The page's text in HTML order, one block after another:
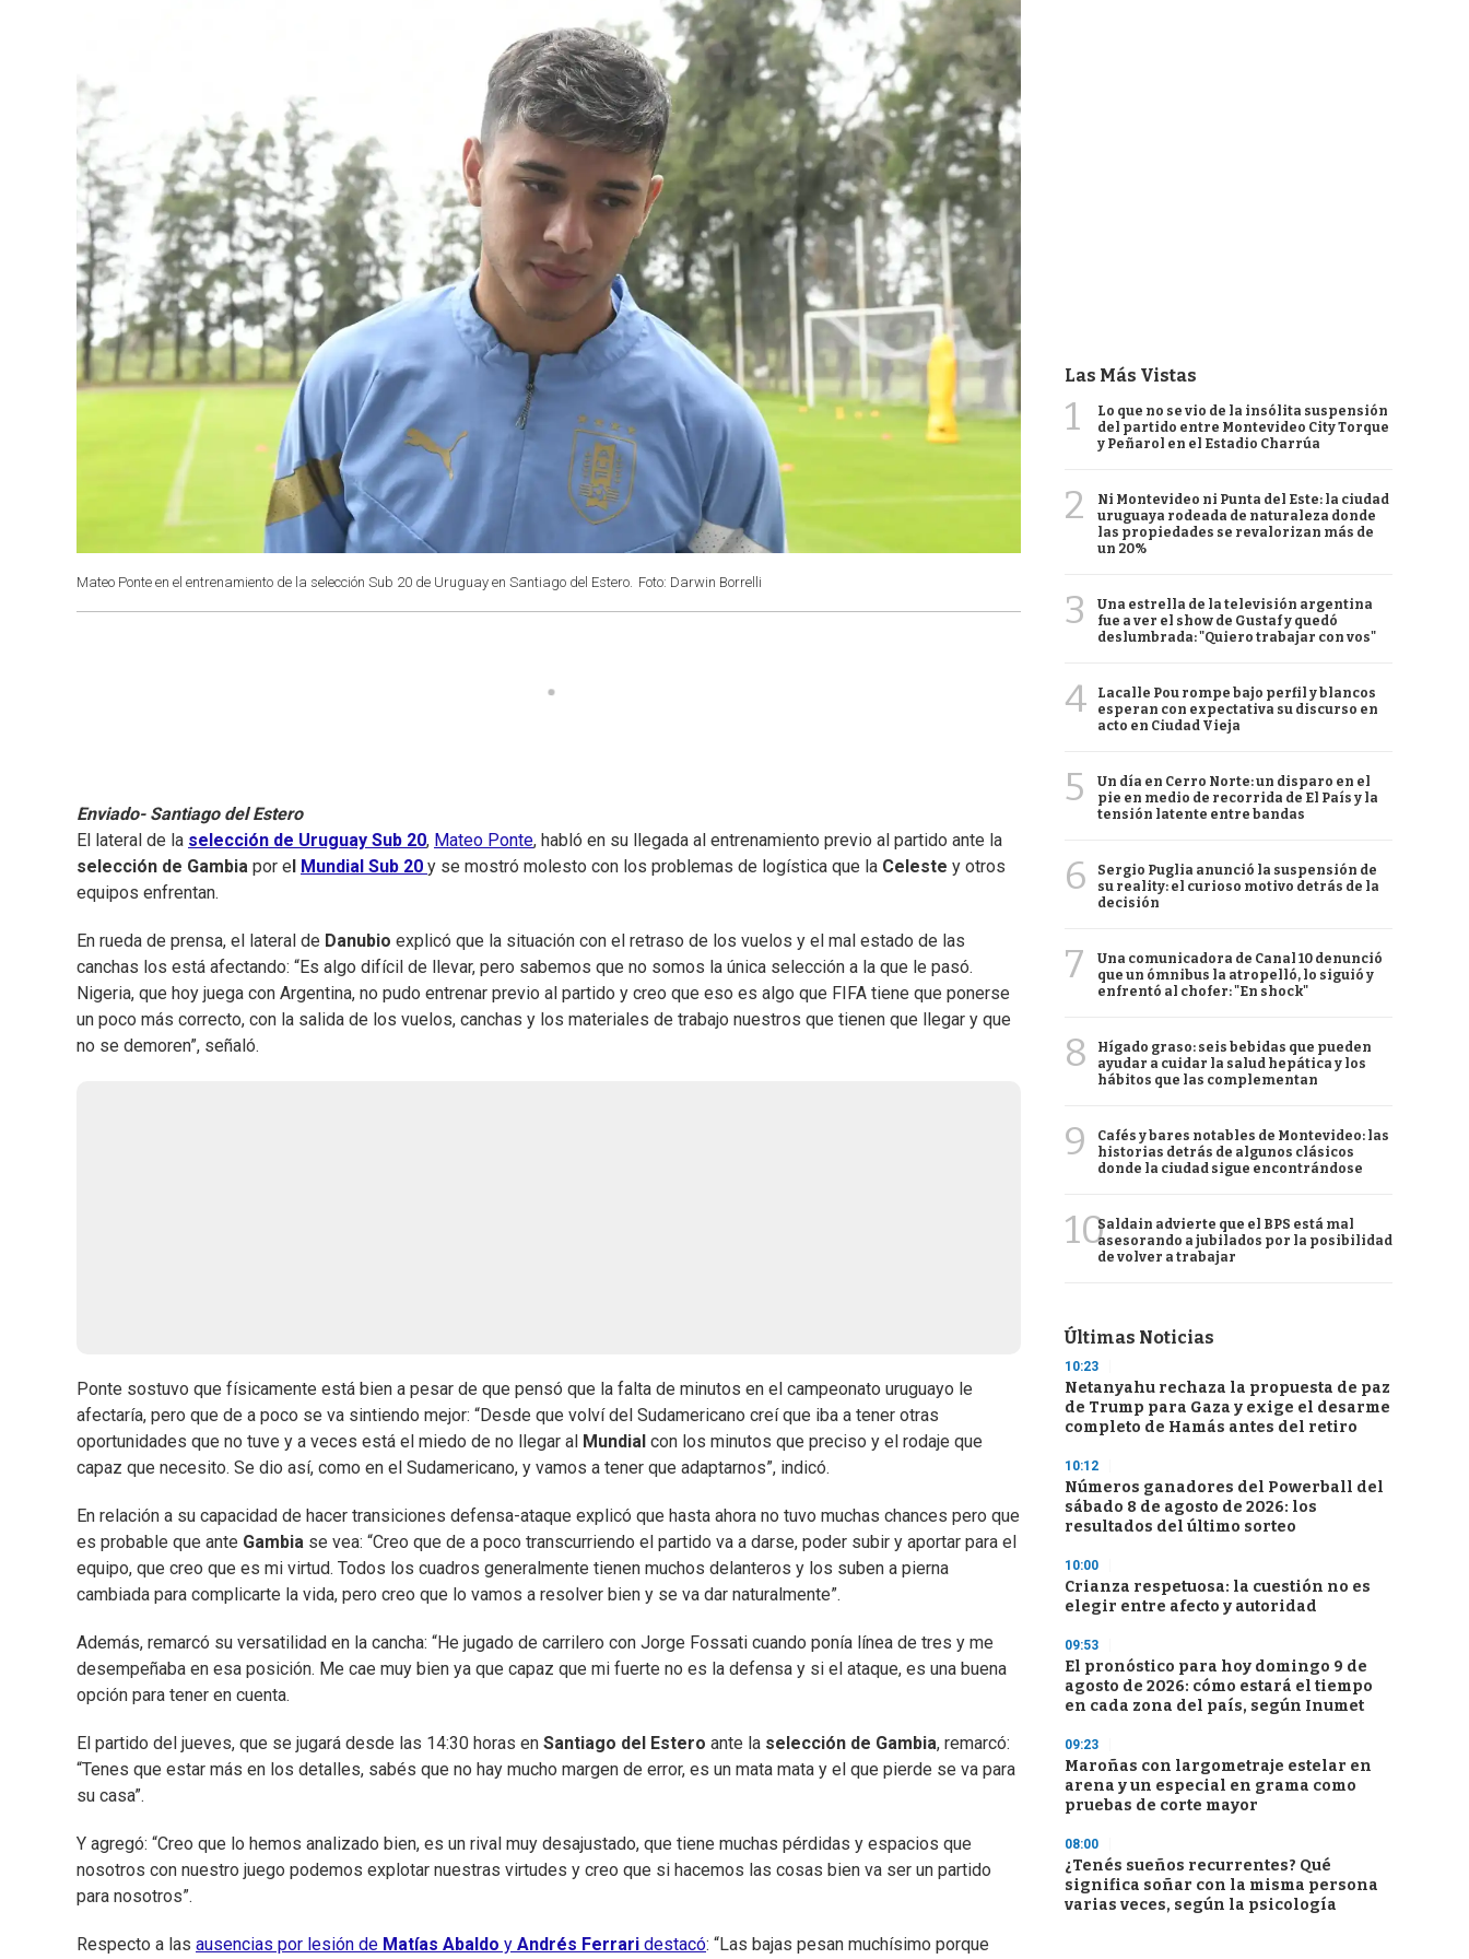
Mateo Ponte en el entrenamiento de la selección Sub 20 de Uruguay en Santiago del Estero. Foto: Darwin Borrelli
Enviado- Santiago del Estero
El lateral de la selección de Uruguay Sub 20, Mateo Ponte, habló en su llegada al entrenamiento previo al partido ante la
selección de Gambia por e Mundial Sub 20 y se mostró molesto con los problemas de logística que la Celeste y otros
equipos enfrentan.
En rueda de prensa, el lateral de Danubio explicó que la situación con el retraso de los vuelos y el mal estado de las
canchas los está afectando: “Es algo difícil de llevar, pero sabemos que no somos la única selección a la que le pasó.
Nigeria, que hoy juega con Argentina, no pudo entrenar previo al partido y creo que eso es algo que FIFA tiene que ponerse
un poco más correcto, con la salida de los vuelos, canchas y los materiales de trabajo nuestros que tienen que llegar y que
no se demoren”, señaló.
Ponte sostuvo que físicamente está bien a pesar de que pensó que la falta de minutos en el campeonato uruguayo le
afectaría, pero que de a poco se va sintiendo mejor: “Desde que volví del Sudamericano creí que iba a tener otras
oportunidades que no tuve y a veces está el miedo de no llegar al Mundial con los minutos que preciso y el rodaje que
capaz que necesito. Se dio así, como en el Sudamericano, y vamos a tener que adaptarnos”, indicó.
En relación a su capacidad de hacer transiciones defensa-ataque explicó que hasta ahora no tuvo muchas chances pero que
es probable que ante Gambia se vea: “Creo que de a poco transcurriendo el partido va a darse, poder subir y aportar para el
equipo, que creo que es mi virtud. Todos los cuadros generalmente tienen muchos delanteros y los suben a pierna
cambiada para complicarte la vida, pero creo que lo vamos a resolver bien y se va dar naturalmente”.
Además, remarcó su versatilidad en la cancha: “He jugado de carrilero con Jorge Fossati cuando ponía línea de tres y me
desempeñaba en esa posición. Me cae muy bien ya que capaz que mi fuerte no es la defensa y si el ataque, es una buena
opción para tener en cuenta.
El partido del jueves, que se jugará desde las 14:30 horas en Santiago del Estero ante la selección de Gambia, remarcó:
“Tenes que estar más en los detalles, sabés que no hay mucho margen de error, es un mata mata y el que pierde se va para
su casa”.
Y agregó: “Creo que lo hemos analizado bien, es un rival muy desajustado, que tiene muchas pérdidas y espacios que
nosotros con nuestro juego podemos explotar nuestras virtudes y creo que si hacemos las cosas bien va ser un partido
para nosotros”.
Respecto a las ausencias por lesión de Matías Abaldo y Andrés Ferrari destacó: “Las bajas pesan muchísimo porque
Las Más Vistas
1
Lo que no se vio de la insólita suspensión
del partido entre Montevideo City Torque
y Peñarol en el Estadio Charrúa
2
Ni Montevideo ni Punta del Este: la ciudad
uruguaya rodeada de naturaleza donde
las propiedades se revalorizan más de
un 20%
3
Una estrella de la televisión argentina
fue a ver el show de Gustaf y quedó
deslumbrada: "Quiero trabajar con vos"
4
Lacalle Pou rompe bajo perfil y blancos
esperan con expectativa su discurso en
acto en Ciudad Vieja
5
Un día en Cerro Norte: un disparo en el
pie en medio de recorrida de El País y la
tensión latente entre bandas
6
Sergio Puglia anunció la suspensión de
su reality: el curioso motivo detrás de la
decisión
7
Una comunicadora de Canal 10 denunció
que un ómnibus la atropelló, lo siguió y
enfrentó al chofer: "En shock"
8
Hígado graso: seis bebidas que pueden
ayudar a cuidar la salud hepática y los
hábitos que las complementan
9
Cafés y bares notables de Montevideo: las
historias detrás de algunos clásicos
donde la ciudad sigue encontrándose
10Saldain advierte que el BPS está mal
asesorando a jubilados por la posibilidad
de volver a trabajar
Últimas Noticias
10:23
Netanyahu rechaza la propuesta de paz
de Trump para Gaza y exige el desarme
completo de Hamás antes del retiro
10:12
Números ganadores del Powerball del
sábado 8 de agosto de 2026: los
resultados del último sorteo
10:00
Crianza respetuosa: la cuestión no es
elegir entre afecto y autoridad
09:53
El pronóstico para hoy domingo 9 de
agosto de 2026: cómo estará el tiempo
en cada zona del país, según Inumet
09:23
Maroñas con largometraje estelar en
arena y un especial en grama como
pruebas de corte mayor
08:00
¿Tenés sueños recurrentes? Qué
significa soñar con la misma persona
varias veces, según la psicología